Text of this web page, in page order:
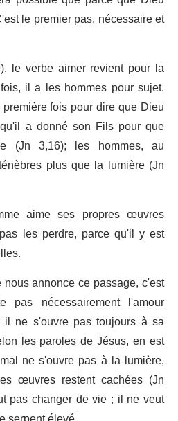
le premier pas, nécessaire et
le verbe aimer revient pour la
il a les hommes pour sujet.
fois pour dire que Dieu
a donné son Fils pour que
(Jn 3,16); les hommes, au
plus que la lumière (Jn
aime ses propres œuvres
les perdre, parce qu'il y est
annonce ce passage, c'est
pas nécessairement l'amour
ne s'ouvre pas toujours à sa
les paroles de Jésus, en est
ne s'ouvre pas à la lumière,
œuvres restent cachées (Jn
pas changer de vie ; il ne veut